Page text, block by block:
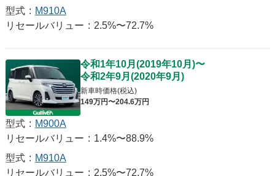
型式 : M910A
リセールバリュー : 2.5%〜72.7%
令和1年10月 (2019年10月 )〜
令和2年9月 (2020年9月 )
新車時価格(税込)
149万円〜204.6万円
型式 : M900A
リセールバリュー : 1.4%〜88.9%
型式 : M910A
リセールバリュー : 2.5%〜72.7%